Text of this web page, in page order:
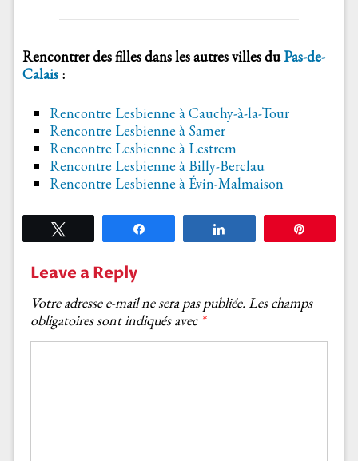
Rencontrer des filles dans les autres villes duPas-de-
Calais:
Rencontre Lesbienne à Cauchy-à-la-Tour
Rencontre Lesbienne à Samer
Rencontre Lesbienne à Lestrem
Rencontre Lesbienne à Billy-Berclau
Rencontre Lesbienne à Évin-Malmaison
Leave a Reply
Votre adresse e-mail ne sera pas publiée.Les champs
obligatoires sont indiqués avec *